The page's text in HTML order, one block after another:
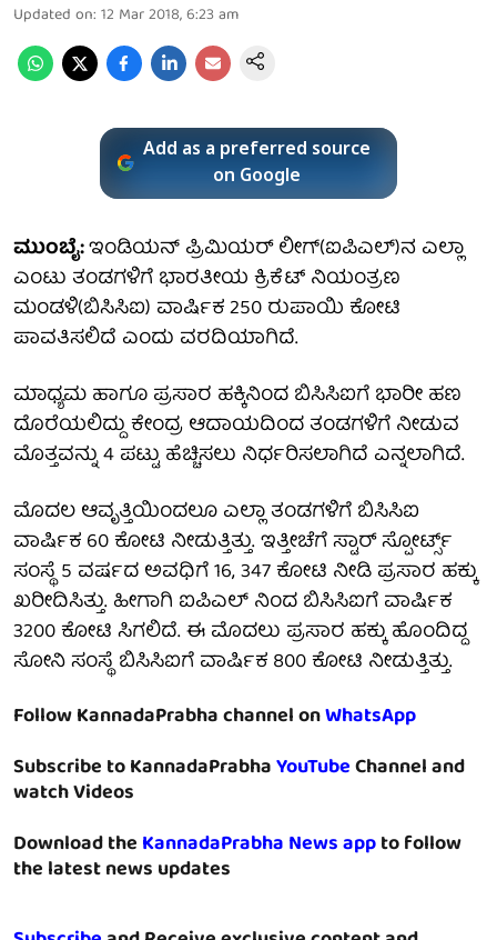
Updated on: 12 Mar 2018, 6:23 am
Add as a preferred source
on Google
ಮುಂಬೈ:ಇಂಡಿಯನ್ ಪ್ರಿಮಿಯರ್ ಲೀಗ್(ಐಪಿಎಲ್)ನ ಎಲ್ಲಾ
ಎಂಟು ತಂಡಗಳಿಗೆ ಭಾರತೀಯ ಕ್ರಿಕೆಟ್ ನಿಯಂತ್ರಣ
ಮಂಡಳಿ(ಬಿಸಿಸಿಐ) ವಾರ್ಷಿಕ 250 ರುಪಾಯಿ ಕೋಟಿ
ಪಾವತಿಸಲಿದೆ ಎಂದು ವರದಿಯಾಗಿದೆ.
ಮಾಧ್ಯಮ ಹಾಗೂ ಪ್ರಸಾರ ಹಕ್ಕಿನಿಂದ ಬಿಸಿಸಿಐಗೆ ಭಾರೀ ಹಣ
ದೊರೆಯಲಿದ್ದು ಕೇಂದ್ರ ಆದಾಯದಿಂದ ತಂಡಗಳಿಗೆ ನೀಡುವ
ಮೊತ್ತವನ್ನು 4 ಪಟ್ಟು ಹೆಚ್ಚಿಸಲು ನಿರ್ಧರಿಸಲಾಗಿದೆ ಎನ್ನಲಾಗಿದೆ.
ಮೊದಲ ಆವೃತ್ತಿಯಿಂದಲೂ ಎಲ್ಲಾ ತಂಡಗಳಿಗೆ ಬಿಸಿಸಿಐ
ವಾರ್ಷಿಕ 60 ಕೋಟಿ ನೀಡುತ್ತಿತ್ತು. ಇತ್ತೀಚೆಗೆ ಸ್ಟಾರ್ ಸ್ಪೋರ್ಟ್ಸ್
ಸಂಸ್ಥೆ 5 ವರ್ಷದ ಅವಧಿಗೆ 16, 347 ಕೋಟಿ ನೀಡಿ ಪ್ರಸಾರ ಹಕ್ಕು
ಖರೀದಿಸಿತ್ತು. ಹೀಗಾಗಿ ಐಪಿಎಲ್ ನಿಂದ ಬಿಸಿಸಿಐಗೆ ವಾರ್ಷಿಕ
3200 ಕೋಟಿ ಸಿಗಲಿದೆ. ಈ ಮೊದಲು ಪ್ರಸಾರ ಹಕ್ಕು ಹೊಂದಿದ್ದ
ಸೋನಿ ಸಂಸ್ಥೆ ಬಿಸಿಸಿಐಗೆ ವಾರ್ಷಿಕ 800 ಕೋಟಿ ನೀಡುತ್ತಿತ್ತು.
Follow KannadaPrabha channel onWhatsApp
Subscribe to KannadaPrabhaYouTubeChannel and
watch Videos
Download theKannadaPrabha News appto follow
the latest news updates